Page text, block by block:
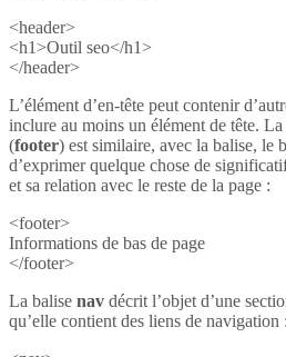
<header>
<h1>Outil seo</h1>
</header>
L’élément d’en-tête peut contenir
inclure au moins un élément de tête. La
(footer) est similaire, avec la balise, le
d’exprimer quelque chose de
et sa relation avec le reste de la page :
<footer>
Informations de bas de page
</footer>
La balise nav décrit l’objet d’une
qu’elle contient des liens de navigation :